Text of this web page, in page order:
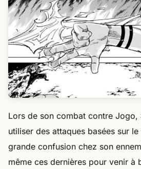
Lors de son combat contre Jogo,
utiliser des attaques basées sur
grande confusion chez son
même ces dernières pour venir à